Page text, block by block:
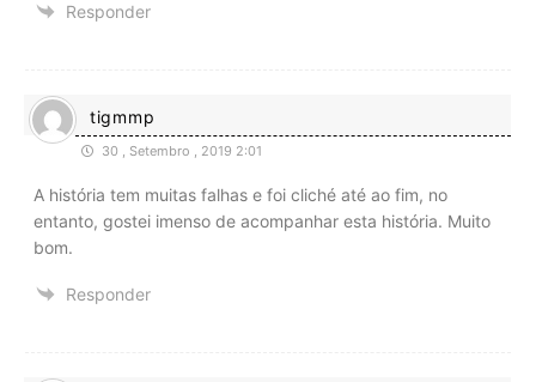
Responder
tigmmp
30 , Setembro , 2019 2:01
A história tem muitas falhas e foi cliché até ao fim, no
entanto, gostei imenso de acompanhar esta história. Muito
bom.
Responder